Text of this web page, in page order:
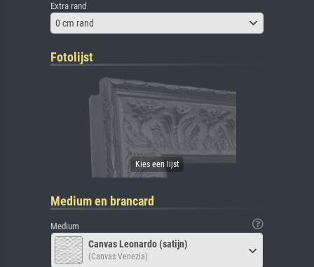
Extra rand
0 cm rand
Fotolijst
Medium en brancard
Medium
Canvas Leonardo (satijn)
(Canvas Venezia)